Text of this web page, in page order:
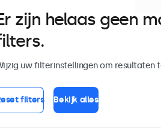
zijn helaas geen
uw filterinstellingen om resultaten
filters Bekijk alles